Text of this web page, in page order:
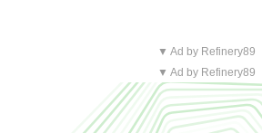
▼ Ad by Refinery89
▼ Ad by Refinery89